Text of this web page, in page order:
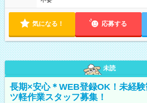
気になる！ 応募する
未読
長期×安心＊WEB登録OK！未経
ツ軽作業スタッフ募集！